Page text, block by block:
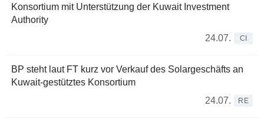
Konsortium mit Unterstützung der Kuwait Investment
Authority
24.07.
CI
BP steht laut FT kurz vor Verkauf des Solargeschäfts an
Kuwait-gestütztes Konsortium
24.07.
RE